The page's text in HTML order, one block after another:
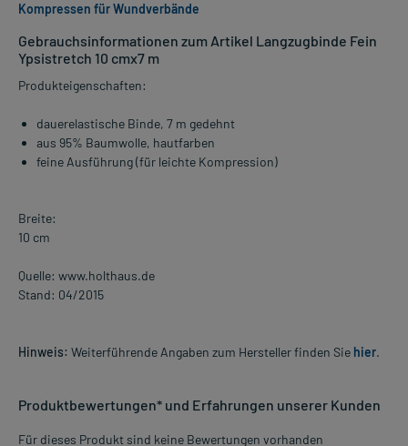
Gebrauchsinformationen zum Artikel Langzugbinde Fein
Ypsistretch 10 cmx7 m
Produkteigenschaften:
dauerelastische Binde, 7 m gedehnt
aus 95% Baumwolle, hautfarben
feine Ausführung (für leichte Kompression)
Breite:
10 cm
Quelle: www.holthaus.de
Stand: 04/2015
Hinweis: Weiterführende Angaben zum Hersteller finden Sie hier.
Produktbewertungen* und Erfahrungen unserer Kunden
Für dieses Produkt sind keine Bewertungen vorhanden
Kompressen für Wundverbände